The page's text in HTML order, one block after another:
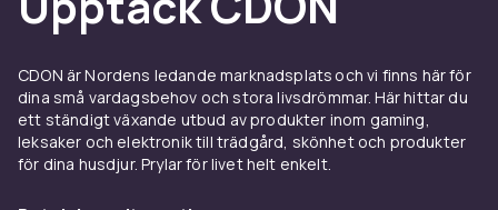
Pastastansar i rostfritt stål är skarpa och
och jämna ravioli. Tvätta alltid pastformar
direkt efter användning för att undvika att
degresterna torkar fast.
Hos CDON hittar du pastaformar, ravioliformar
CDON är Nordens ledande marknadsplats och vi finns här för
dina små vardagsbehov och stora livsdrömmar. Här hittar du
ett ständigt växande utbud av produkter inom gaming,
leksaker och elektronik till trädgård, skönhet och produkter
för dina husdjur. Prylar för livet helt enkelt.